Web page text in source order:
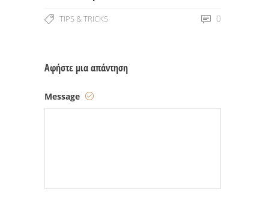
TIPS & TRICKS 0
Αφήστε μια απάντηση
Message